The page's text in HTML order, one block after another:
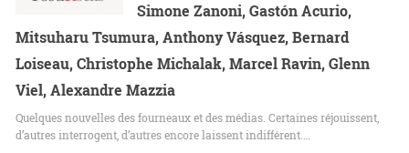
Simone Zanoni, Gastón Acurio,
Mitsuharu Tsumura, Anthony Vásquez, Bernard
Loiseau, Christophe Michalak, Marcel Ravin, Glenn
Viel, Alexandre Mazzia
Quelques nouvelles des fourneaux et des médias. Certaines réjouissent,
d’autres interrogent, d’autres encore laissent indifférent.…